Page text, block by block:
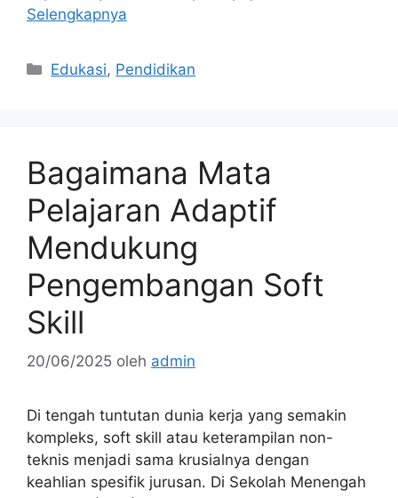
Selengkapnya
Kategori
Edukasi, Pendidikan
Bagaimana Mata
Pelajaran Adaptif
Mendukung
Pengembangan Soft
Skill
20/06/2025 oleh admin
Di tengah tuntutan dunia kerja yang semakin
kompleks, soft skill atau keterampilan non-
teknis menjadi sama krusialnya dengan
keahlian spesifik jurusan. Di Sekolah Menengah